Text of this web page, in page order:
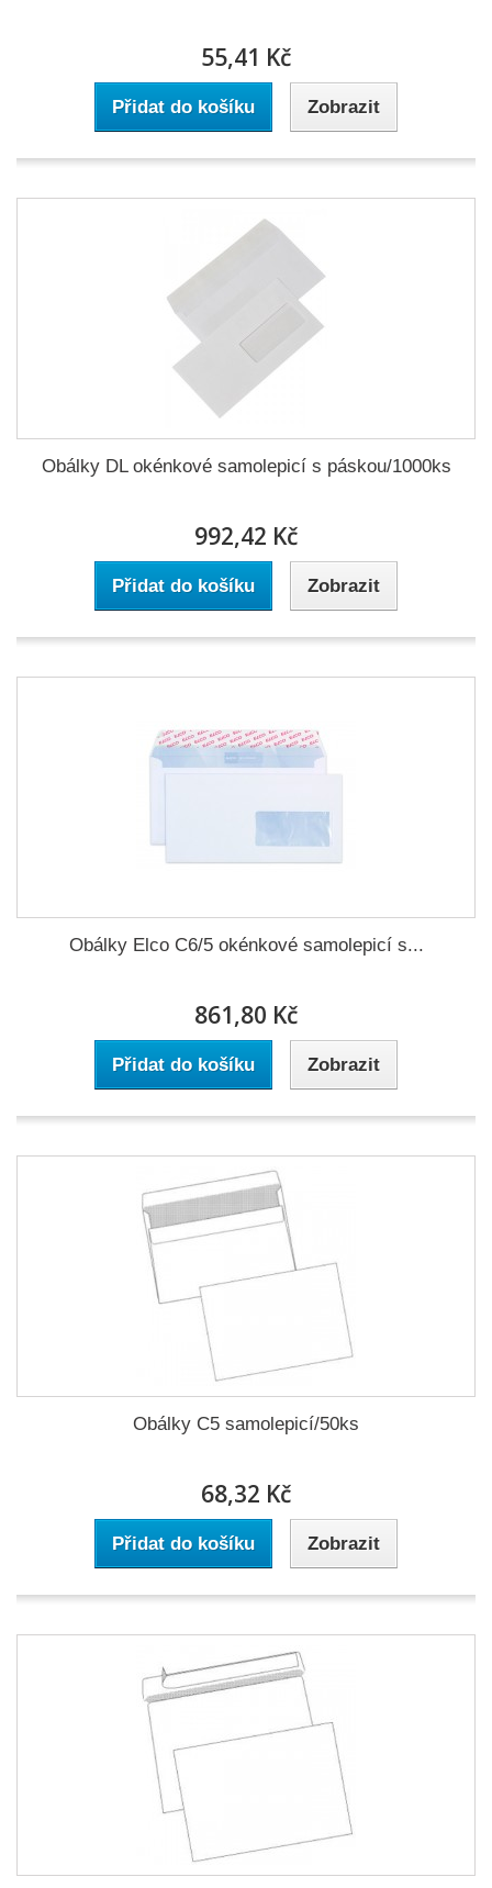
55,41 Kč
Přidat do košíku Zobrazit
Obálky DL okénkové samolepicí s páskou/1000ks
992,42 Kč
Přidat do košíku Zobrazit
Obálky Elco C6/5 okénkové samolepicí s...
861,80 Kč
Přidat do košíku Zobrazit
Obálky C5 samolepicí/50ks
68,32 Kč
Přidat do košíku Zobrazit